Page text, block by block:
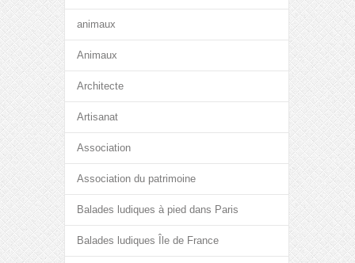
animaux
Animaux
Architecte
Artisanat
Association
Association du patrimoine
Balades ludiques à pied dans Paris
Balades ludiques Île de France